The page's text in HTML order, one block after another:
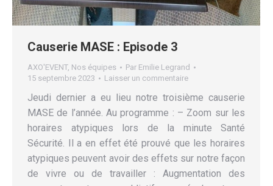
Causerie MASE : Episode 3
AXO'EVENT, Nos équipes Par Emilie Legrand
15 septembre 2023
Laisser un commentaire
Jeudi dernier a eu lieu notre troisième causerie
MASE de l’année. Au programme : – Zoom sur les
horaires atypiques lors de la minute Santé
Sécurité. Il a en effet été prouvé que les horaires
atypiques peuvent avoir des effets sur notre façon
de vivre ou de travailler : Augmentation des